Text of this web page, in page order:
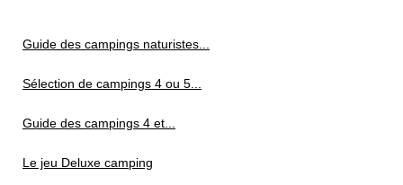
Guide des campings naturistes...
Sélection de campings 4 ou 5...
Guide des campings 4 et...
Le jeu Deluxe camping